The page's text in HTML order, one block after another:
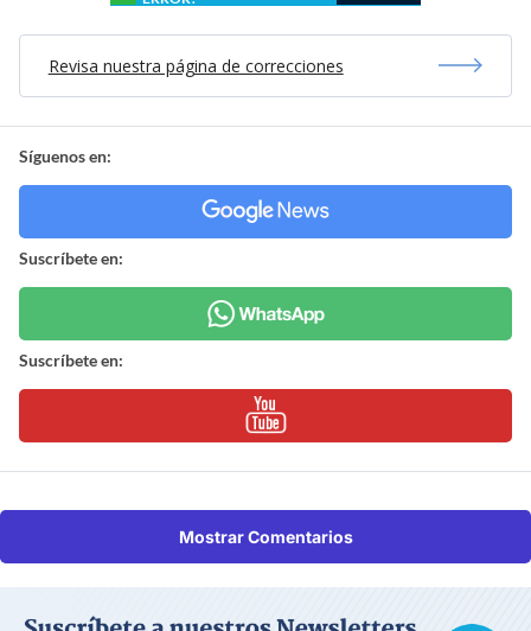
Revisa nuestra página de correcciones
Síguenos en:
Suscríbete en:
Suscríbete en:
Mostrar Comentarios